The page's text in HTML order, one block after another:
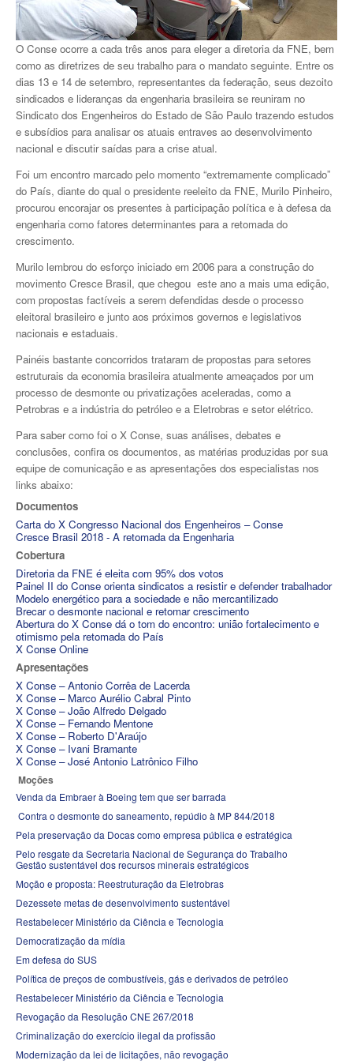
O Conse ocorre a cada três anos para eleger a diretoria da FNE, bem
como as diretrizes de seu trabalho para o mandato seguinte. Entre os
dias 13 e 14 de setembro, representantes da federação, seus dezoito
sindicados e lideranças da engenharia brasileira se reuniram no
Sindicato dos Engenheiros do Estado de São Paulo trazendo estudos
e subsídios para analisar os atuais entraves ao desenvolvimento
nacional e discutir saídas para a crise atual.
Foi um encontro marcado pelo momento “extremamente complicado”
do País, diante do qual o presidente reeleito da FNE, Murilo Pinheiro,
procurou encorajar os presentes à participação política e à defesa da
engenharia como fatores determinantes para a retomada do
crescimento.
Murilo lembrou do esforço iniciado em 2006 para a construção do
movimento Cresce Brasil, que chegou este ano a mais uma edição,
com propostas factíveis a serem defendidas desde o processo
eleitoral brasileiro e junto aos próximos governos e legislativos
nacionais e estaduais.
Painéis bastante concorridos trataram de propostas para setores
estruturais da economia brasileira atualmente ameaçados por um
processo de desmonte ou privatizações aceleradas, como a
Petrobras e a indústria do petróleo e a Eletrobras e setor elétrico.
Para saber como foi o X Conse, suas análises, debates e
conclusões, confira os documentos, as matérias produzidas por sua
equipe de comunicação e as apresentações dos especialistas nos
links abaixo:
Documentos
Carta do X Congresso Nacional dos Engenheiros – Conse
Cresce Brasil 2018 - A retomada da Engenharia
Cobertura
Diretoria da FNE é eleita com 95% dos votos
Painel II do Conse orienta sindicatos a resistir e defender trabalhador
Modelo energético para a sociedade e não mercantilizado
Brecar o desmonte nacional e retomar crescimento
Abertura do X Conse dá o tom do encontro: união fortalecimento e
otimismo pela retomada do País
X Conse Online
Apresentações
X Conse – Antonio Corrêa de Lacerda
X Conse – Marco Aurélio Cabral Pinto
X Conse – João Alfredo Delgado
X Conse – Fernando Mentone
X Conse – Roberto D'Araújo
X Conse – Ivani Bramante
X Conse – José Antonio Latrônico Filho
Moções
Venda da Embraer à Boeing tem que ser barrada
Contra o desmonte do saneamento, repúdio à MP 844/2018
Pela preservação da Docas como empresa pública e estratégica
Pelo resgate da Secretaria Nacional de Segurança do Trabalho
Gestão sustentável dos recursos minerais estratégicos
Moção e proposta: Reestruturação da Eletrobras
Dezessete metas de desenvolvimento sustentável
Restabelecer Ministério da Ciência e Tecnologia
Democratização da mídia
Em defesa do SUS
Política de preços de combustíveis, gás e derivados de petróleo
Restabelecer Ministério da Ciência e Tecnologia
Revogação da Resolução CNE 267/2018
Criminalização do exercício ilegal da profissão
Modernização da lei de licitações, não revogação